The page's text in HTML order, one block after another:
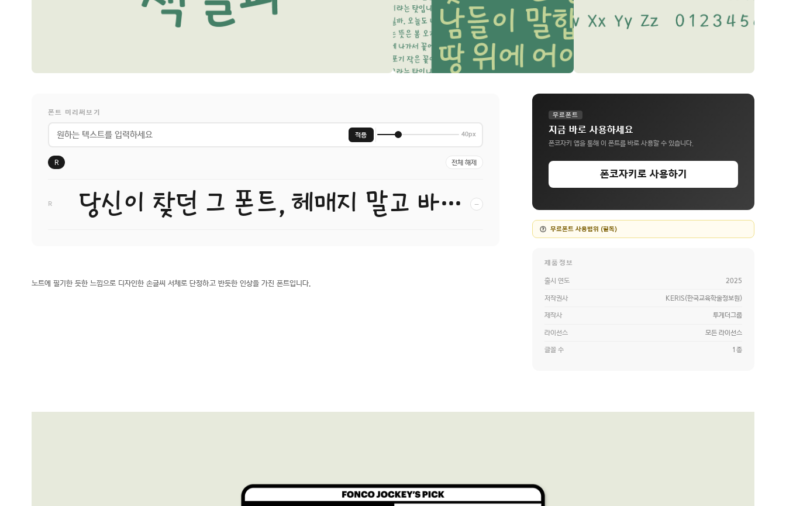
폰트 미리써보기
적용 40px
R 전체 해제
R 당신이 찾던 그 폰트, 헤매지 말고 바로 폰코! −
노트에 필기한 듯한 느낌으로 디자인한 손글씨 서체로 단정하고 반듯한 인상을 가진 폰트입니다.
무료폰트
지금 바로 사용하세요
폰코자키 앱을 통해 이 폰트를 바로 사용할 수 있습니다.
폰코자키로 사용하기
무료폰트 사용범위 (필독)
제품정보
출시 연도 2025
저작권사 KERIS(한국교육학술정보원)
제작사 투게더그룹
라이선스 모든 라이선스
글꼴 수 1종